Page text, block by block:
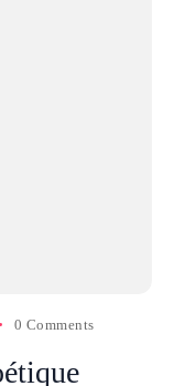
0 Comments